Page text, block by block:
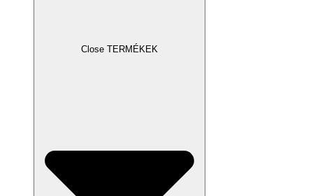
Close TERMÉKEK